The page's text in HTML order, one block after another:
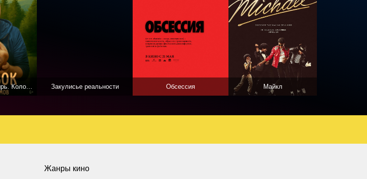
Последний богатырь. Колобок Закулисье реальности Обсессия Майкл
Жанры кино